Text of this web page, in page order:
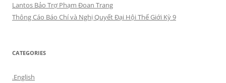
Lantos Bảo Trợ Phạm Đoan Trang
Thông Cáo Báo Chí và Nghị Quyết Đại Hội Thế Giới Kỳ 9
CATEGORIES
.English